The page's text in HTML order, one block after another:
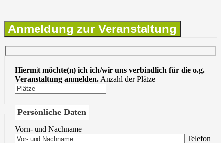
Anmeldung zur Veranstaltung
Hiermit möchte(n) ich ich/wir uns verbindlich für die o.g.
Veranstaltung anmelden. Anzahl der Plätze
Persönliche Daten
Vorn- und Nachname
Bitte lasse
Telefon